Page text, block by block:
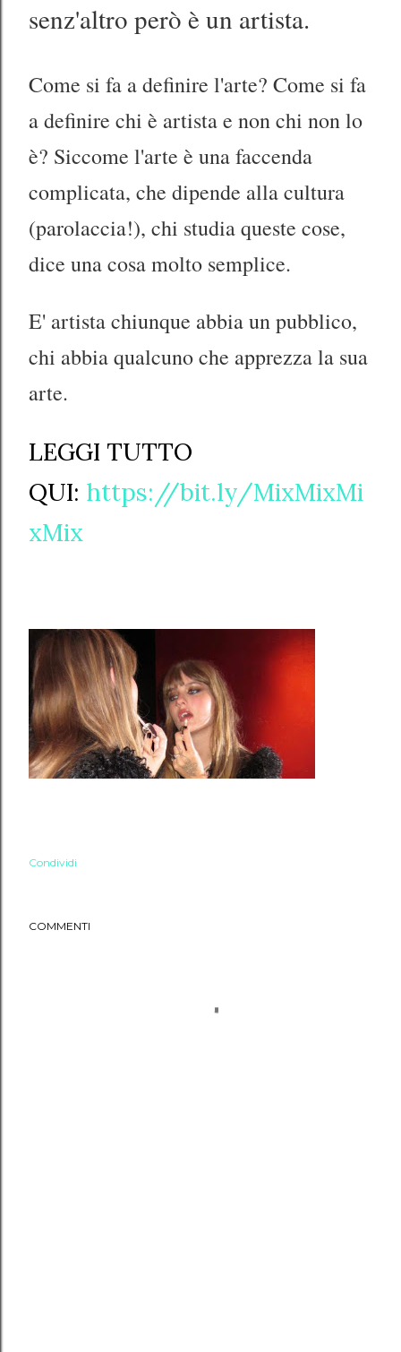
senz'altro però è un artista.
Come si fa a definire l'arte? Come si fa
a definire chi è artista e non chi non lo
è? Siccome l'arte è una faccenda
complicata, che dipende alla cultura
(parolaccia!), chi studia queste cose,
dice una cosa molto semplice.
E' artista chiunque abbia un pubblico,
chi abbia qualcuno che apprezza la sua
arte.
LEGGI TUTTO
QUI: https://bit.ly/MixMixMi
xMix
Condividi
COMMENTI